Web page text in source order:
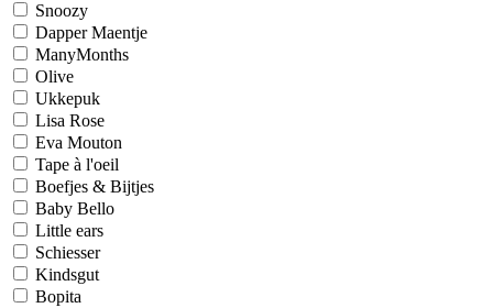
Snoozy
Dapper Maentje
ManyMonths
Olive
Ukkepuk
Lisa Rose
Eva Mouton
Tape à l'oeil
Boefjes & Bijtjes
Baby Bello
Little ears
Schiesser
Kindsgut
Bopita